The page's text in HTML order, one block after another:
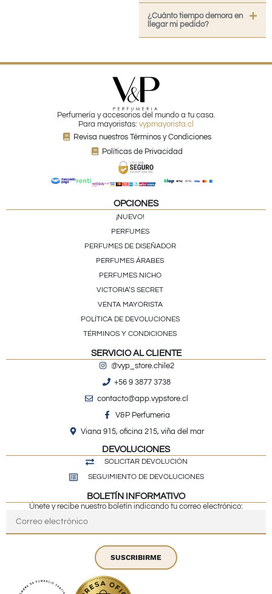
¿Cuánto tiempo demora en
llegar mi pedido?
Perfumería y accesorios del mundo a tu casa.
Para mayoristas: vypmayorista.cl
Revisa nuestros Términos y Condiciones
Políticas de Privacidad
OPCIONES
¡NUEVO!
PERFUMES
PERFUMES DE DISEÑADOR
PERFUMES ÁRABES
PERFUMES NICHO
VICTORIA’S SECRET
VENTA MAYORISTA
POLÍTICA DE DEVOLUCIONES
TÉRMINOS Y CONDICIONES
SERVICIO AL CLIENTE
@vyp_store.chile2
+56 9 3877 3738
contacto@app.vypstore.cl
V&P Perfumeria
Viana 915, oficina 215, viña del mar
DEVOLUCIONES
SOLICITAR DEVOLUCIÓN
SEGUIMIENTO DE DEVOLUCIONES
BOLETÍN INFORMATIVO
Únete y recibe nuestro boletín indicando tu correo electrónico:
SUSCRIBIRME